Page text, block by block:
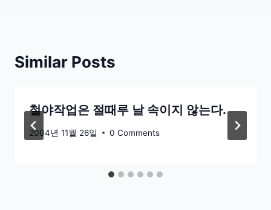
Similar Posts
철야작업은 절때루 날 속이지 않는다.
2004년 11월 26일 0 Comments